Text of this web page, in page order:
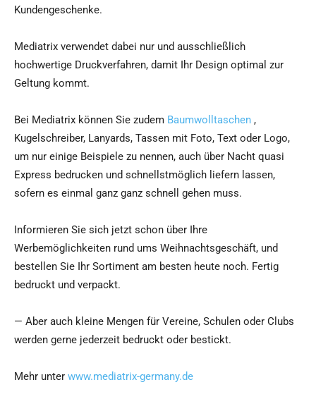
Kundengeschenke.
Mediatrix verwendet dabei nur und ausschließlich
hochwertige Druckverfahren, damit Ihr Design optimal zur
Geltung kommt.
Bei Mediatrix können Sie zudem Baumwolltaschen ,
Kugelschreiber, Lanyards, Tassen mit Foto, Text oder Logo,
um nur einige Beispiele zu nennen, auch über Nacht quasi
Express bedrucken und schnellstmöglich liefern lassen,
sofern es einmal ganz ganz schnell gehen muss.
Informieren Sie sich jetzt schon über Ihre
Werbemöglichkeiten rund ums Weihnachtsgeschäft, und
bestellen Sie Ihr Sortiment am besten heute noch. Fertig
bedruckt und verpackt.
— Aber auch kleine Mengen für Vereine, Schulen oder Clubs
werden gerne jederzeit bedruckt oder bestickt.
Mehr unter www.mediatrix-germany.de